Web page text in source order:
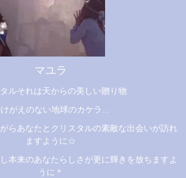
マユラ
ルそれは天からの美しい贈り物
がえのない地球のカケラ...
らあなたとクリスタルの素敵な出会いが訪れ
ますように☆
本来のあなたらしさが更に輝きを放ちますよ
うに＊